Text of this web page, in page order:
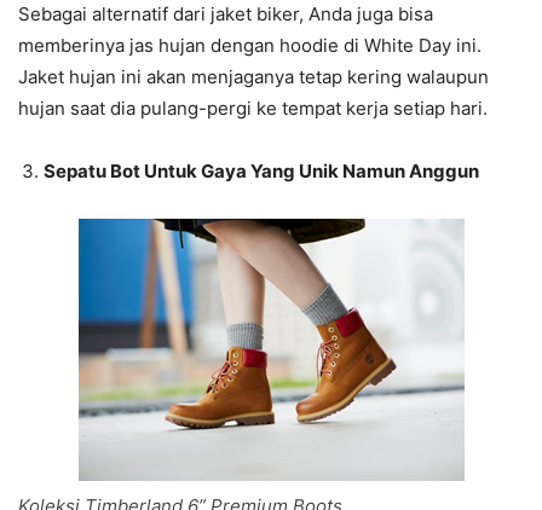
Sebagai alternatif dari jaket biker, Anda juga bisa
memberinya jas hujan dengan hoodie di White Day ini.
Jaket hujan ini akan menjaganya tetap kering walaupun
hujan saat dia pulang-pergi ke tempat kerja setiap hari.
Sepatu Bot Untuk Gaya Yang Unik Namun Anggun